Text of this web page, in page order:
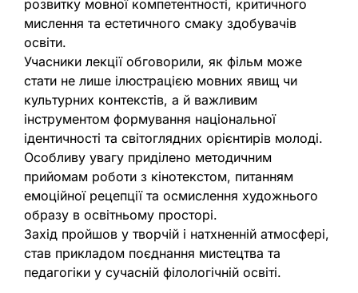
розвитку мовної компетентності, критичного
мислення та естетичного смаку здобувачів
освіти.
Учасники лекції обговорили, як фільм може
стати не лише ілюстрацією мовних явищ чи
культурних контекстів, а й важливим
інструментом формування національної
ідентичності та світоглядних орієнтирів молоді.
Особливу увагу приділено методичним
прийомам роботи з кінотекстом, питанням
емоційної рецепції та осмислення художнього
образу в освітньому просторі.
Захід пройшов у творчій і натхненній атмосфері,
став прикладом поєднання мистецтва та
педагогіки у сучасній філологічній освіті.